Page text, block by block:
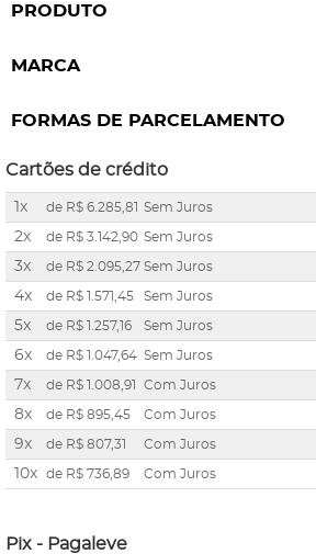
PRODUTO
MARCA
FORMAS DE PARCELAMENTO
Cartões de crédito
1x de R$ 6.285,81 Sem Juros
2x de R$ 3.142,90 Sem Juros
3x de R$ 2.095,27 Sem Juros
4x de R$ 1.571,45 Sem Juros
5x de R$ 1.257,16 Sem Juros
6x de R$ 1.047,64 Sem Juros
7x de R$ 1.008,91 Com Juros
8x de R$ 895,45 Com Juros
9x de R$ 807,31 Com Juros
10x de R$ 736,89 Com Juros
Pix - Pagaleve